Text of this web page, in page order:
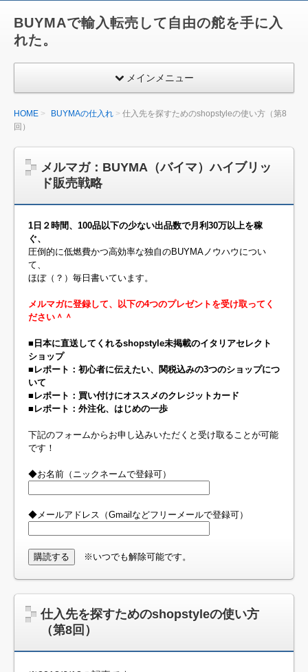
BUYMAで輸入転売して自由の舵を手に入
れた。
メインメニュー
HOME BUYMAの仕入れ
仕入先を探すためのshopstyleの使い方（第8
回）
メルマガ：BUYMA（バイマ）ハイブリッ
ド販売戦略
1日２時間、100品以下の少ない出品数で月利30万以上を稼
ぐ、
圧倒的に低燃費かつ高効率な独自のBUYMAノウハウについ
て、
ほぼ（？）毎日書いています。
メルマガに登録して、以下の4つのプレゼントを受け取ってく
ださい＾＾
■日本に直送してくれるshopstyle未掲載のイタリアセレクト
ショップ
■レポート：初心者に伝えたい、関税込みの3つのショップにつ
いて
■レポート：買い付けにオススメのクレジットカード
■レポート：外注化、はじめの一歩
下記のフォームからお申し込みいただくと受け取ることが可能
です！
◆お名前（ニックネームで登録可）
◆メールアドレス（Gmailなどフリーメールで登録可）
※いつでも解除可能です。
仕入先を探すためのshopstyleの使い方
（第8回）